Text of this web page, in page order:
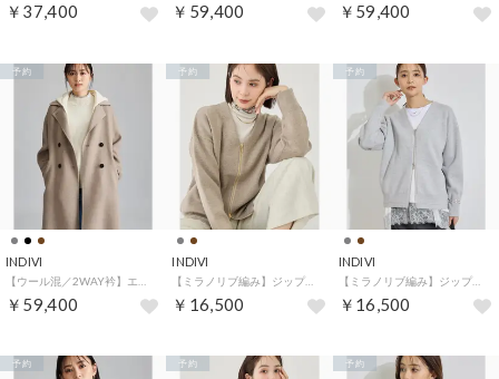
￥37,400 ￥59,400 ￥59,400
INDIVI
￥59,400
予約
INDIVI
￥16,500
予約
INDIVI
【ミラノリブ編み】ジップニットブルゾン （ライトグレー(911)）
￥16,500
予約
予約 予約 予約